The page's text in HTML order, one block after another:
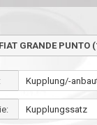
FIAT GRANDE PUNTO